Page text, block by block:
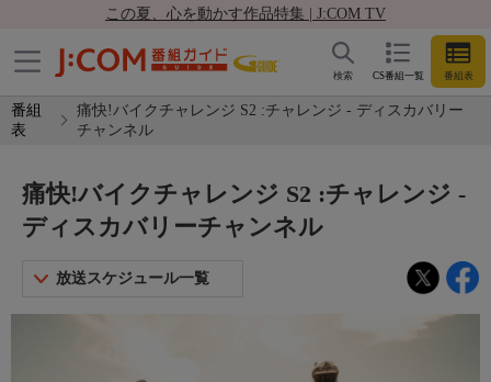
この夏、心を動かす作品特集 | J:COM TV
CS番組一覧 番組表
検索
番組
表
痛快!バイクチャレンジ S2 :チャレンジ - ディスカバリー
チャンネル
痛快!バイクチャレンジ S2 :チャレンジ -
ディスカバリーチャンネル
放送スケジュール一覧